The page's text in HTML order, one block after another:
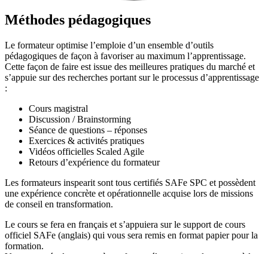
Méthodes pédagogiques
Le formateur optimise l’emploie d’un ensemble d’outils
pédagogiques de façon à favoriser au maximum l’apprentissage.
Cette façon de faire est issue des meilleures pratiques du marché et
s’appuie sur des recherches portant sur le processus d’apprentissage
:
Cours magistral
Discussion / Brainstorming
Séance de questions – réponses
Exercices & activités pratiques
Vidéos officielles Scaled Agile
Retours d’expérience du formateur
Les formateurs inspearit sont tous certifiés SAFe SPC et possèdent
une expérience concrète et opérationnelle acquise lors de missions
de conseil en transformation.
Le cours se fera en français et s’appuiera sur le support de cours
officiel SAFe (anglais) qui vous sera remis en format papier pour la
formation.